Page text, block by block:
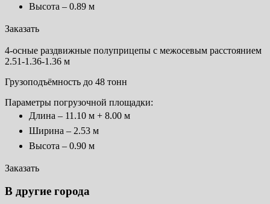
Высота – 0.89 м
Заказать
4-осные раздвижные полуприцепы с межосевым расстоянием
2.51-1.36-1.36 м
Грузоподъёмность до 48 тонн
Параметры погрузочной площадки:
Длина – 11.10 м + 8.00 м
Ширина – 2.53 м
Высота – 0.90 м
Заказать
В другие города